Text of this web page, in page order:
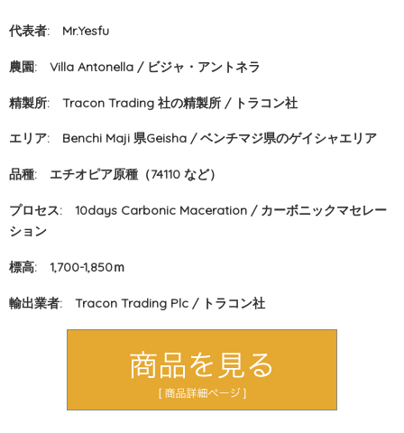
代表者: Mr.Yesfu
農園: Villa Antonella / ビジャ・アントネラ
精製所: Tracon Trading 社の精製所 / トラコン社
エリア: Benchi Maji 県Geisha / ベンチマジ県のゲイシャエリア
品種: エチオピア原種（74110 など）
プロセス: 10days Carbonic Maceration / カーボニックマセレー
ション
標高: 1,700-1,850ｍ
輸出業者: Tracon Trading Plc / トラコン社